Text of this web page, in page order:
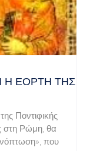
Η ΕΟΡΤΉ ΤΗΣ
Ποντιφικής
στη Ρώμη, θα
που